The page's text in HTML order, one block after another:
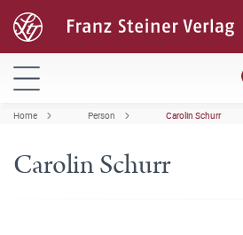
Home Person Carolin Schurr
Carolin Schurr